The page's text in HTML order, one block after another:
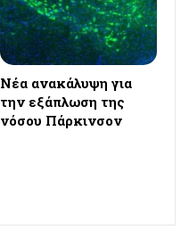
Νέα ανακάλυψη για
την εξάπλωση της
νόσου Πάρκινσον